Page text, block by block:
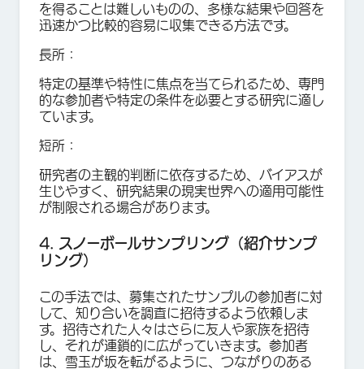
を得ることは難しいものの、多様な結果や回答を
迅速かつ比較的容易に収集できる方法です。
長所：
特定の基準や特性に焦点を当てられるため、専門
的な参加者や特定の条件を必要とする研究に適し
ています。
短所：
研究者の主観的判断に依存するため、バイアスが
生じやすく、研究結果の現実世界への適用可能性
が制限される場合があります。
4. スノーボールサンプリング（紹介サンプ
リング）
この手法では、募集されたサンプルの参加者に対
して、知り合いを調査に招待するよう依頼しま
す。招待された人々はさらに友人や家族を招待
し、それが連鎖的に広がっていきます。参加者
は、雪玉が坂を転がるように、つながりのある